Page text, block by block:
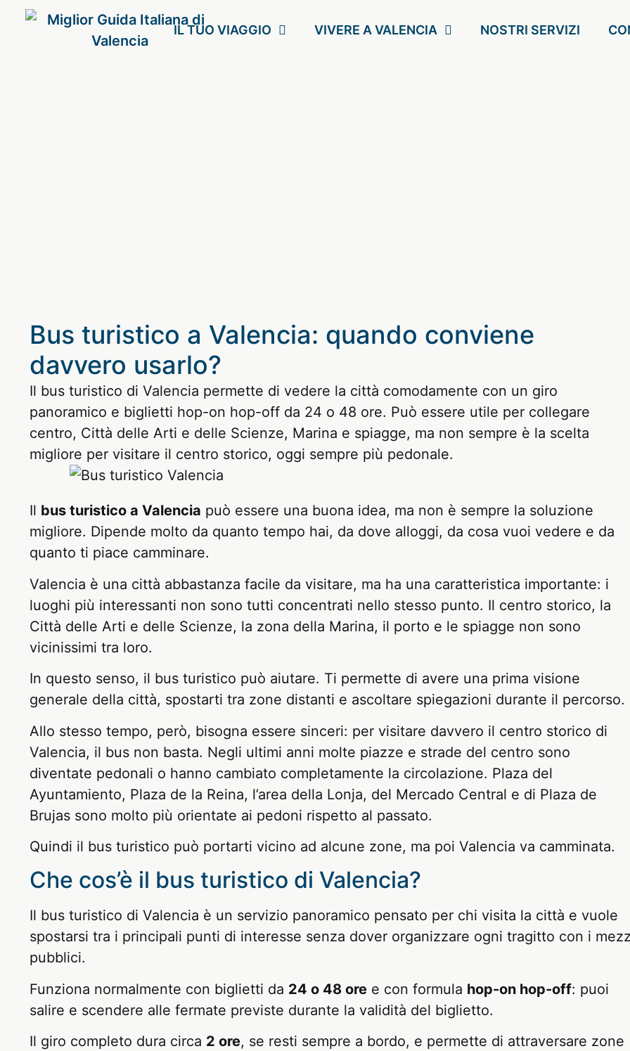
IL TUO VIAGGIO VIVERE A VALENCIA NOSTRI SERVIZI
Bus turistico a Valencia: quando conviene
davvero usarlo?
Il bus turistico di Valencia permette di vedere la città comodamente con un giro
panoramico e biglietti hop-on hop-off da 24 o 48 ore. Può essere utile per collegare
centro, Città delle Arti e delle Scienze, Marina e spiagge, ma non sempre è la scelta
migliore per visitare il centro storico, oggi sempre più pedonale.
Il bus turistico a Valencia può essere una buona idea, ma non è sempre la soluzione
migliore. Dipende molto da quanto tempo hai, da dove alloggi, da cosa vuoi vedere e da
quanto ti piace camminare.
Valencia è una città abbastanza facile da visitare, ma ha una caratteristica importante: i
luoghi più interessanti non sono tutti concentrati nello stesso punto. Il centro storico, la
Città delle Arti e delle Scienze, la zona della Marina, il porto e le spiagge non sono
vicinissimi tra loro.
In questo senso, il bus turistico può aiutare. Ti permette di avere una prima visione
generale della città, spostarti tra zone distanti e ascoltare spiegazioni durante il percorso.
Allo stesso tempo, però, bisogna essere sinceri: per visitare davvero il centro storico di
Valencia, il bus non basta. Negli ultimi anni molte piazze e strade del centro sono
diventate pedonali o hanno cambiato completamente la circolazione. Plaza del
Ayuntamiento, Plaza de la Reina, l’area della Lonja, del Mercado Central e di Plaza de
Brujas sono molto più orientate ai pedoni rispetto al passato.
Quindi il bus turistico può portarti vicino ad alcune zone, ma poi Valencia va camminata.
Che cos’è il bus turistico di Valencia?
Il bus turistico di Valencia è un servizio panoramico pensato per chi visita la città e vuole
spostarsi tra i principali punti di interesse senza dover organizzare ogni tragitto con i
pubblici.
Funziona normalmente con biglietti da 24 o 48 ore e con formula hop-on hop-off: puoi
salire e scendere alle fermate previste durante la validità del biglietto.
Il giro completo dura circa 2 ore, se resti sempre a bordo, e permette di attraversare zone